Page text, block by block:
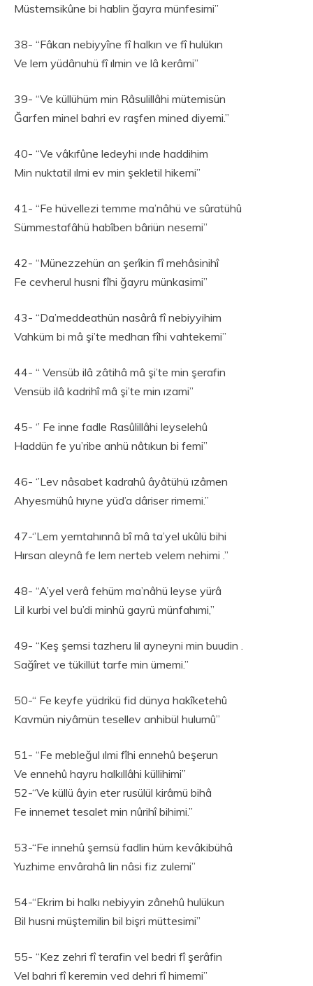
Müstemsikûne bi hablin ğayra münfesimi”
38- “Fâkan nebiyyîne fî halkın ve fî hulükın
Ve lem yüdânuhü fî ılmin ve lâ kerâmi”
39- “Ve küllühüm min Râsulillâhi mütemisün
Ğarfen minel bahri ev raşfen mined diyemi.”
40- “Ve vâkıfûne ledeyhi ınde haddihim
Min nuktatil ılmi ev min şekletil hikemi”
41- “Fe hüvellezi temme ma’nâhü ve sûratühû
Sümmestafâhü habîben bâriün nesemi”
42- “Münezzehün an şerîkin fî mehâsinihî
Fe cevherul husni fîhi ğayru münkasimi”
43- “Da’meddeathün nasârâ fî nebiyyihim
Vahküm bi mâ şi’te medhan fîhi vahtekemi”
44- “ Vensüb ilâ zâtihâ mâ şi’te min şerafin
Vensüb ilâ kadrihî mâ şi’te min ızami’’
45- ‘’ Fe inne fadle Rasûlillâhi leyselehû
Haddün fe yu’ribe anhü nâtıkun bi femi’’
46- ‘’Lev nâsabet kadrahû âyâtühü ızâmen
Ahyesmühû hıyne yüd’a dâriser rimemi.”
47-‘’Lem yemtahınnâ bî mâ ta’yel ukûlü bihi
Hırsan aleynâ fe lem nerteb velem nehimi .”
48- “A’yel verâ fehüm ma’nâhü leyse yürâ
Lil kurbi vel bu’di minhü gayrü münfahımi,”
49- “Keş şemsi tazheru lil ayneyni min buudin .
Sağîret ve tükillüt tarfe min ümemi.”
50-“ Fe keyfe yüdrikü fid dünya hakîketehû
Kavmün niyâmün tesellev anhibül hulumû’’
51- “Fe mebleğul ılmi fîhi ennehû beşerun
Ve ennehû hayru halkıllâhi küllihimi”
52-“Ve küllü âyin eter rusülül kirâmü bihâ
Fe innemet tesalet min nûrihî bihimi.”
53-“Fe innehû şemsü fadlin hüm kevâkibühâ
Yuzhime envârahâ lin nâsi fiz zulemi”
54-“Ekrim bi halkı nebiyyin zânehû hulükun
Bil husni müştemilin bil bişri müttesimi”
55- “Kez zehri fî terafin vel bedri fî şerâfin
Vel bahri fî keremin ved dehri fî himemi”